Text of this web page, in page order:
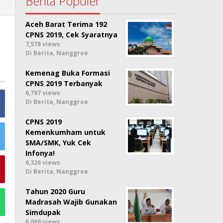
Aceh Barat Terima 192
CPNS 2019, Cek Syaratnya
7,578 views
Di Berita, Nanggroe
Kemenag Buka Formasi
CPNS 2019 Terbanyak
6,797 views
Di Berita, Nanggroe
CPNS 2019
Kemenkumham untuk
SMA/SMK, Yuk Cek
Infonya!
6,326 views
Di Berita, Nanggroe
Tahun 2020 Guru
Madrasah Wajib Gunakan
Simdupak